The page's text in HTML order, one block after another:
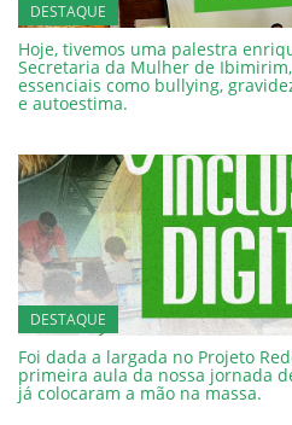
DESTAQUE
Hoje, tivemos uma palestra
Secretaria da Mulher de
essenciais como bullying,
e autoestima.
DESTAQUE
Foi dada a largada no Projeto
primeira aula da nossa jornada
já colocaram a mão na massa.